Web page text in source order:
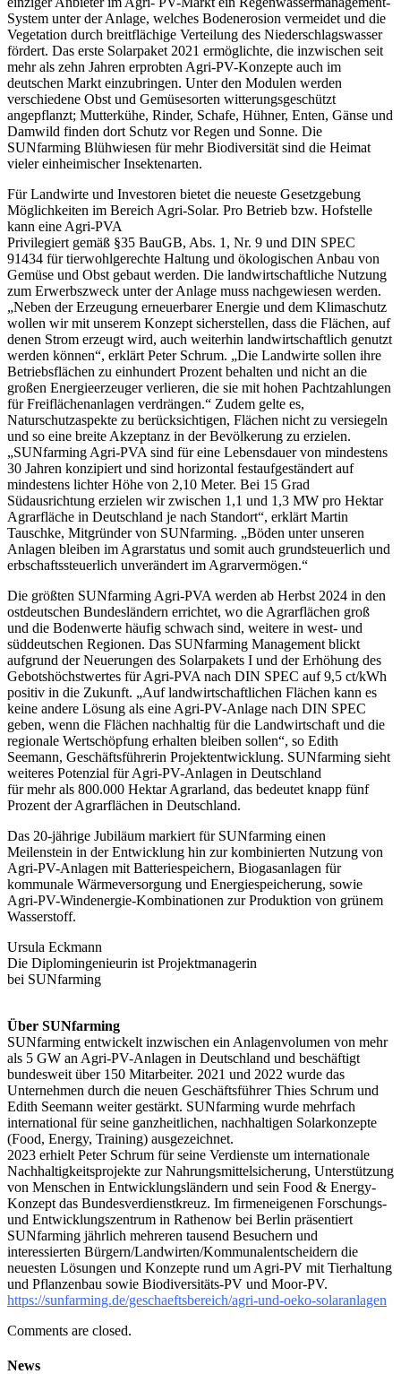
System unter der Anlage, welches Bodenerosion vermeidet und die
Vegetation durch breitflächige Verteilung des Niederschlagswasser
fördert. Das erste Solarpaket 2021 ermöglichte, die inzwischen seit
mehr als zehn Jahren erprobten Agri-PV-Konzepte auch im
deutschen Markt einzubringen. Unter den Modulen werden
verschiedene Obst und Gemüsesorten witterungsgeschützt
angepflanzt; Mutterkühe, Rinder, Schafe, Hühner, Enten, Gänse und
Damwild finden dort Schutz vor Regen und Sonne. Die
SUNfarming Blühwiesen für mehr Biodiversität sind die Heimat
vieler einheimischer Insektenarten.
Für Landwirte und Investoren bietet die neueste Gesetzgebung
Möglichkeiten im Bereich Agri-Solar. Pro Betrieb bzw. Hofstelle
kann eine Agri-PVA
Privilegiert gemäß §35 BauGB, Abs. 1, Nr. 9 und DIN SPEC
91434 für tierwohlgerechte Haltung und ökologischen Anbau von
Gemüse und Obst gebaut werden. Die landwirtschaftliche Nutzung
zum Erwerbszweck unter der Anlage muss nachgewiesen werden.
„Neben der Erzeugung erneuerbarer Energie und dem Klimaschutz
wollen wir mit unserem Konzept sicherstellen, dass die Flächen, auf
denen Strom erzeugt wird, auch weiterhin landwirtschaftlich genutzt
werden können“, erklärt Peter Schrum. „Die Landwirte sollen ihre
Betriebsflächen zu einhundert Prozent behalten und nicht an die
großen Energieerzeuger verlieren, die sie mit hohen Pachtzahlungen
für Freiflächenanlagen verdrängen.“ Zudem gelte es,
Naturschutzaspekte zu berücksichtigen, Flächen nicht zu versiegeln
und so eine breite Akzeptanz in der Bevölkerung zu erzielen.
„SUNfarming Agri-PVA sind für eine Lebensdauer von mindestens
30 Jahren konzipiert und sind horizontal festaufgeständert auf
mindestens lichter Höhe von 2,10 Meter. Bei 15 Grad
Südausrichtung erzielen wir zwischen 1,1 und 1,3 MW pro Hektar
Agrarfläche in Deutschland je nach Standort“, erklärt Martin
Tauschke, Mitgründer von SUNfarming. „Böden unter unseren
Anlagen bleiben im Agrarstatus und somit auch grundsteuerlich und
erbschaftssteuerlich unverändert im Agrarvermögen.“
Die größten SUNfarming Agri-PVA werden ab Herbst 2024 in den
ostdeutschen Bundesländern errichtet, wo die Agrarflächen groß
und die Bodenwerte häufig schwach sind, weitere in west- und
süddeutschen Regionen. Das SUNfarming Management blickt
aufgrund der Neuerungen des Solarpakets I und der Erhöhung des
Gebotshöchstwertes für Agri-PVA nach DIN SPEC auf 9,5 ct/kWh
positiv in die Zukunft. „Auf landwirtschaftlichen Flächen kann es
keine andere Lösung als eine Agri-PV-Anlage nach DIN SPEC
geben, wenn die Flächen nachhaltig für die Landwirtschaft und die
regionale Wertschöpfung erhalten bleiben sollen“, so Edith
Seemann, Geschäftsführerin Projektentwicklung. SUNfarming sieht
weiteres Potenzial für Agri-PV-Anlagen in Deutschland
für mehr als 800.000 Hektar Agrarland, das bedeutet knapp fünf
Prozent der Agrarflächen in Deutschland.
Das 20-jährige Jubiläum markiert für SUNfarming einen
Meilenstein in der Entwicklung hin zur kombinierten Nutzung von
Agri-PV-Anlagen mit Batteriespeichern, Biogasanlagen für
kommunale Wärmeversorgung und Energiespeicherung, sowie
Agri-PV-Windenergie-Kombinationen zur Produktion von grünem
Wasserstoff.
Ursula Eckmann
Die Diplomingenieurin ist Projektmanagerin
bei SUNfarming
Über SUNfarming
SUNfarming entwickelt inzwischen ein Anlagenvolumen von mehr
als 5 GW an Agri-PV-Anlagen in Deutschland und beschäftigt
bundesweit über 150 Mitarbeiter. 2021 und 2022 wurde das
Unternehmen durch die neuen Geschäftsführer Thies Schrum und
Edith Seemann weiter gestärkt. SUNfarming wurde mehrfach
international für seine ganzheitlichen, nachhaltigen Solarkonzepte
(Food, Energy, Training) ausgezeichnet.
2023 erhielt Peter Schrum für seine Verdienste um internationale
Nachhaltigkeitsprojekte zur Nahrungsmittelsicherung, Unterstützung
von Menschen in Entwicklungsländern und sein Food & Energy-
Konzept das Bundesverdienstkreuz. Im firmeneigenen Forschungs-
und Entwicklungszentrum in Rathenow bei Berlin präsentiert
SUNfarming jährlich mehreren tausend Besuchern und
interessierten Bürgern/Landwirten/Kommunalentscheidern die
neuesten Lösungen und Konzepte rund um Agri-PV mit Tierhaltung
und Pflanzenbau sowie Biodiversitäts-PV und Moor-PV.
https://sunfarming.de/geschaeftsbereich/agri-und-oeko-solaranlagen
Comments are closed.
News